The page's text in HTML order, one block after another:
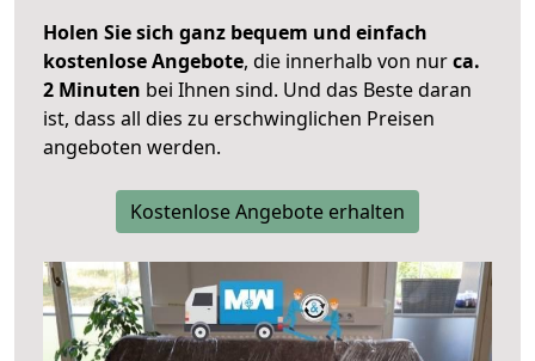
Holen Sie sich ganz bequem und einfach
kostenlose Angebote, die innerhalb von nurca.
2 Minuten bei Ihnen sind. Und das Beste daran
ist, dass all dies zu erschwinglichen Preisen
angeboten werden.
Kostenlose Angebote erhalten